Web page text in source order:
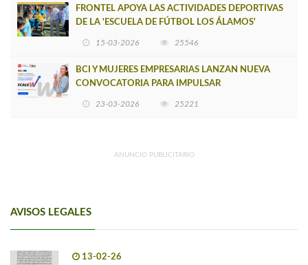
FRONTEL APOYA LAS ACTIVIDADES DEPORTIVAS
DE LA 'ESCUELA DE FÚTBOL LOS ÁLAMOS'
15-03-2026 25546
BCI Y MUJERES EMPRESARIAS LANZAN NUEVA
CONVOCATORIA PARA IMPULSAR
23-03-2026 25221
ANUNCIO PUBLICITARIO
AVISOS LEGALES
13-02-26